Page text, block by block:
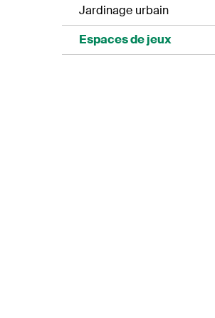
Jardinage urbain
Espaces de jeux